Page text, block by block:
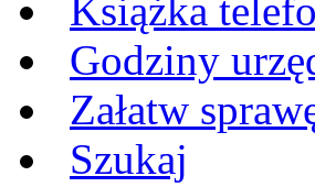
Książka
Godziny
Załatw
Szukaj